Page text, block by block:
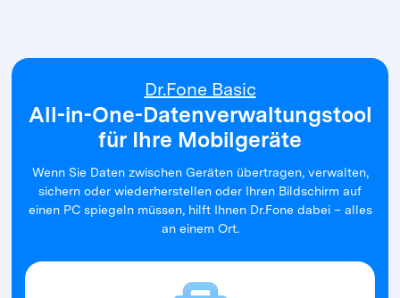
Dr.Fone Basic
All-in-One-Datenverwaltungstool
für Ihre Mobilgeräte
Wenn Sie Daten zwischen Geräten übertragen, verwalten,
sichern oder wiederherstellen oder Ihren Bildschirm auf
einen PC spiegeln müssen, hilft Ihnen Dr.Fone dabei – alles
an einem Ort.